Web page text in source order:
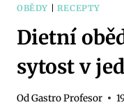
OBĚDY RECEPTY
Dietní
sytost v
OdGastro Profesor